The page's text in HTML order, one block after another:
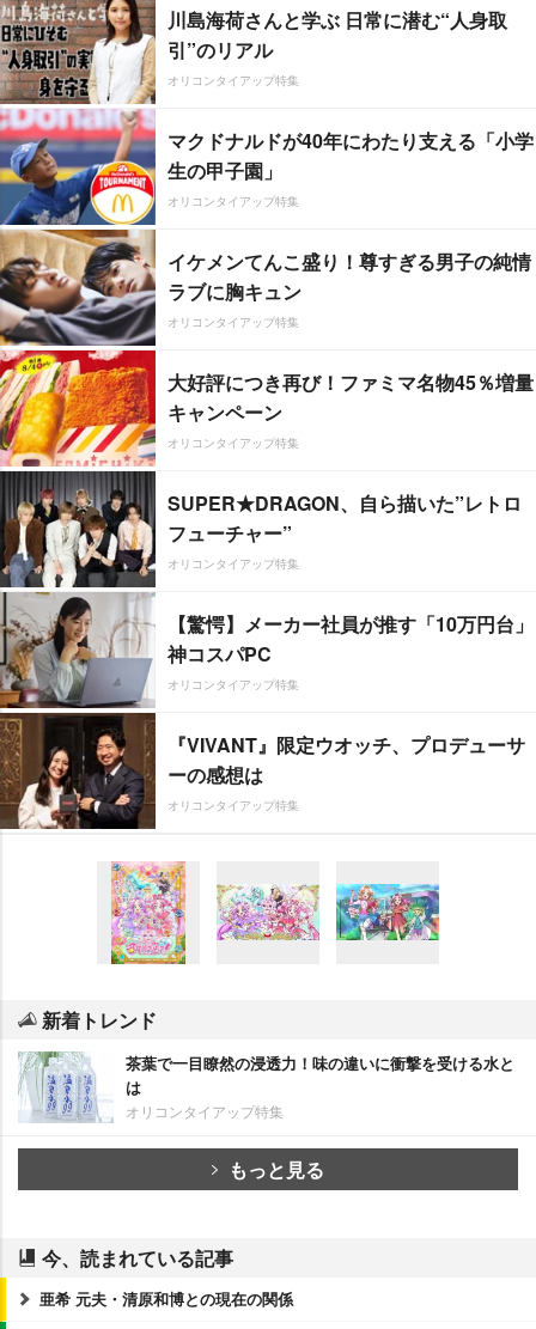
川島海荷さんと学ぶ 日常に潜む“人身取
引”のリアル
オリコンタイアップ特集
マクドナルドが40年にわたり支える「小学
生の甲子園」
オリコンタイアップ特集
イケメンてんこ盛り！尊すぎる男子の純情
ラブに胸キュン
オリコンタイアップ特集
大好評につき再び！ファミマ名物45％増量
キャンペーン
オリコンタイアップ特集
SUPER★DRAGON、自ら描いた”レトロ
フューチャー”
オリコンタイアップ特集
【驚愕】メーカー社員が推す「10万円台」
神コスパPC
オリコンタイアップ特集
『VIVANT』限定ウオッチ、プロデューサ
ーの感想は
オリコンタイアップ特集
新着トレンド
茶葉で一目瞭然の浸透力！味の違いに衝撃を受ける水と
は
オリコンタイアップ特集
もっと見る
今、読まれている記事
亜希 元夫・清原和博との現在の関係